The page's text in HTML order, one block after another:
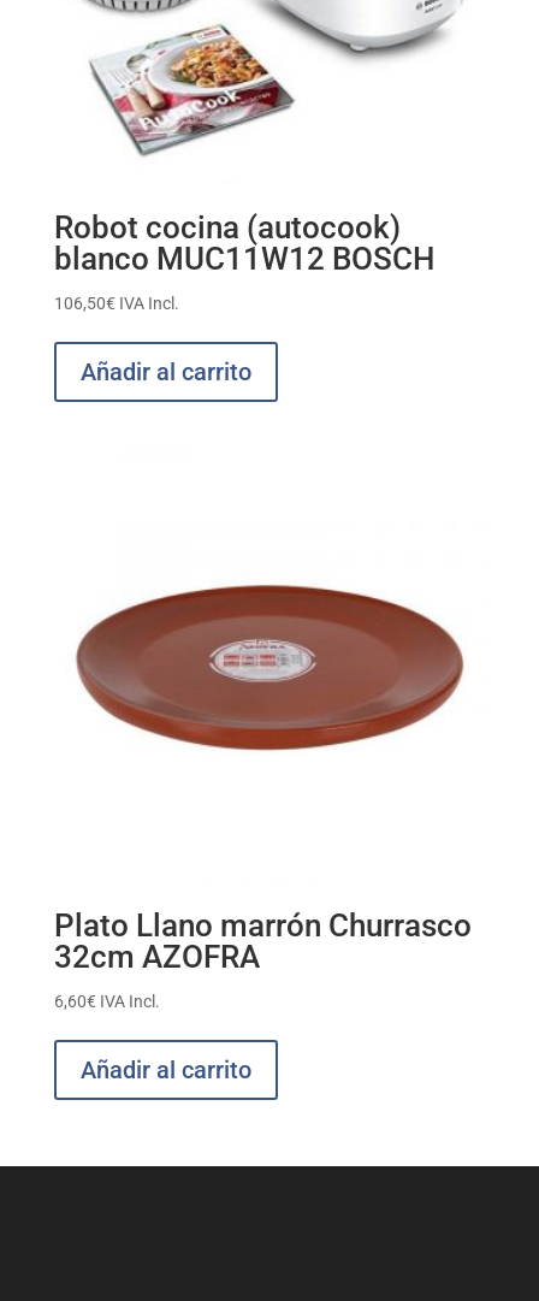
Robot cocina (autocook)
blanco MUC11W12 BOSCH
106,50€ IVA Incl.
Añadir al carrito
Plato Llano marrón Churrasco
32cm AZOFRA
6,60€ IVA Incl.
Añadir al carrito